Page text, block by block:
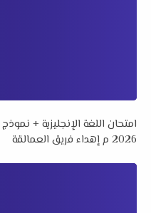
امتحان اللغة الإنجليزية + نموذج
2026 م إهداء فريق العمالقة